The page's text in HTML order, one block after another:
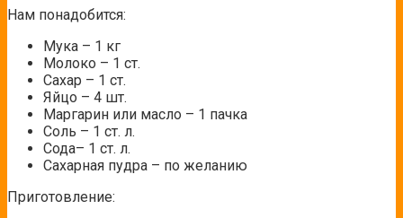
Нам понадобится:
Мука – 1 кг
Молоко – 1 ст.
Сахар – 1 ст.
Яйцо – 4 шт.
Маргарин или масло – 1 пачка
Соль – 1 ст. л.
Сода– 1 ст. л.
Сахарная пудра – по желанию
Приготовление: